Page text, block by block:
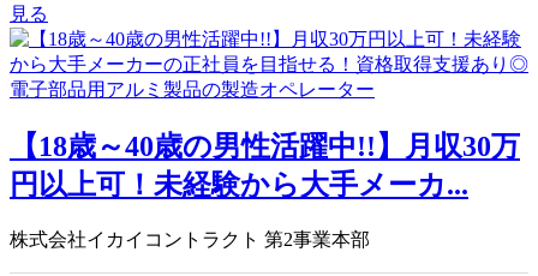
見る
【18歳～40歳の男性活躍中!!】月収30万
円以上可！未経験から大手メーカ...
株式会社イカイコントラクト 第2事業本部